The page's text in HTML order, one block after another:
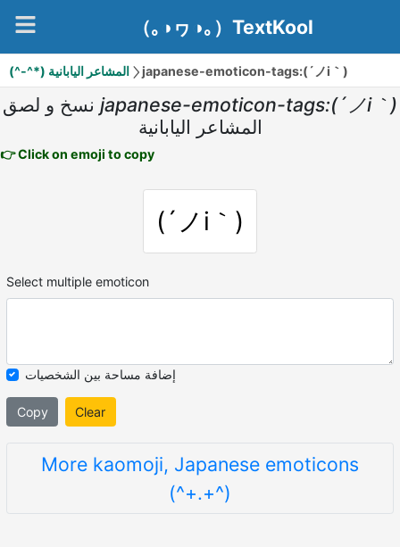
（｡◑ヮ◑｡）TextKool
(^-^*) المشاعر اليابانية japanese-emoticon-tags:(´ノi｀)
نسخ و لصق japanese-emoticon-tags:(´ノi｀)
المشاعر اليابانية
👉 Click on emoji to copy
(´ノi｀)
Select multiple emoticon
إضافة مساحة بين الشخصيات
Copy Clear
More kaomoji, Japanese emoticons
(^+.+^)